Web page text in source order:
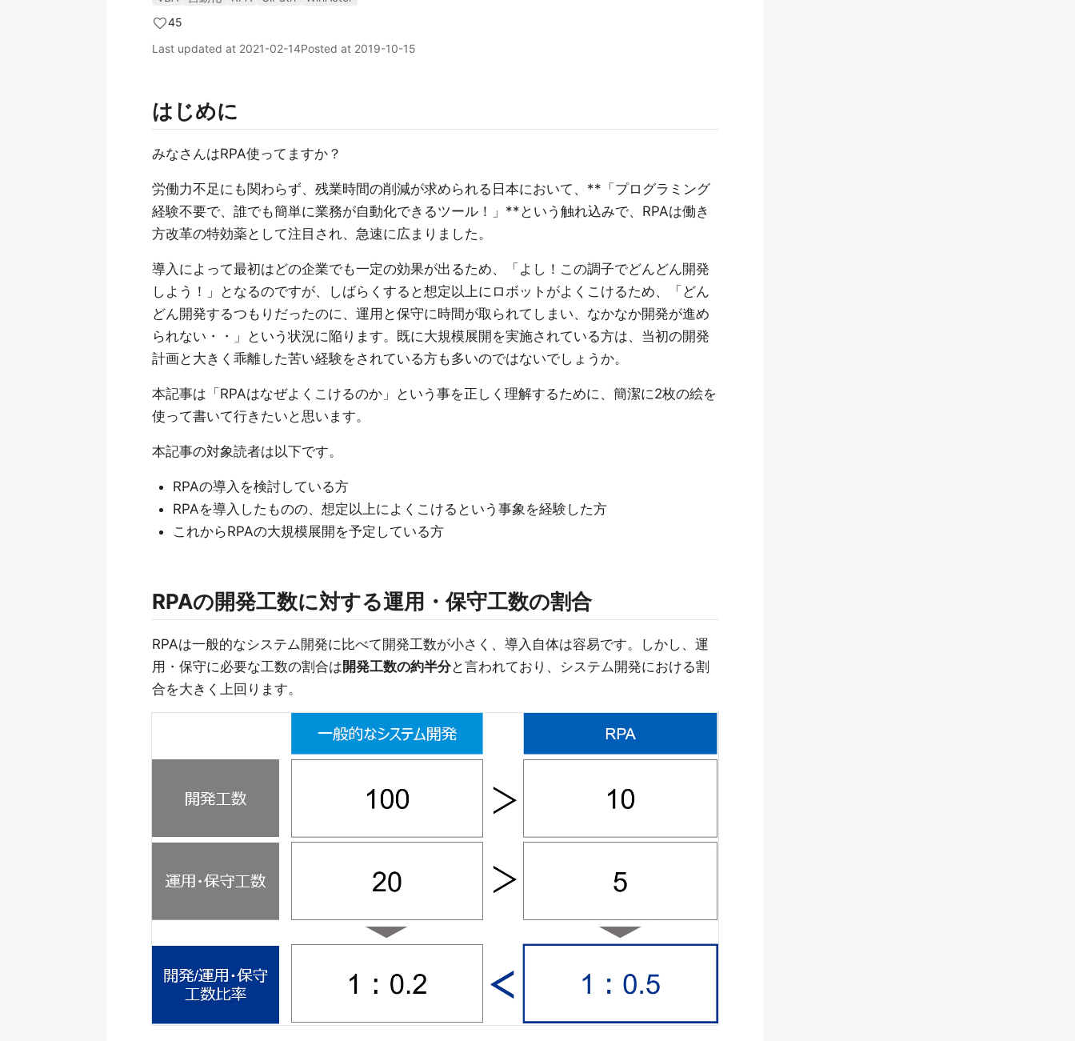
45
Last updated at 2021-02-14Posted at 2019-10-15
はじめに
みなさんはRPA使ってますか？
労働力不足にも関わらず、残業時間の削減が求められる日本において、**「プログラミング
経験不要で、誰でも簡単に業務が自動化できるツール！」**という触れ込みで、RPAは働き
方改革の特効薬として注目され、急速に広まりました。
導入によって最初はどの企業でも一定の効果が出るため、「よし！この調子でどんどん開発
しよう！」となるのですが、しばらくすると想定以上にロボットがよくこけるため、「どん
どん開発するつもりだったのに、運用と保守に時間が取られてしまい、なかなか開発が進め
られない・・」という状況に陥ります。既に大規模展開を実施されている方は、当初の開発
計画と大きく乖離した苦い経験をされている方も多いのではないでしょうか。
本記事は「RPAはなぜよくこけるのか」という事を正しく理解するために、簡潔に2枚の絵を
使って書いて行きたいと思います。
本記事の対象読者は以下です。
RPAの導入を検討している方
RPAを導入したものの、想定以上によくこけるという事象を経験した方
これからRPAの大規模展開を予定している方
RPAの開発工数に対する運用・保守工数の割合
RPAは一般的なシステム開発に比べて開発工数が小さく、導入自体は容易です。しかし、運
用・保守に必要な工数の割合は開発工数の約半分と言われており、システム開発における割
合を大きく上回ります。